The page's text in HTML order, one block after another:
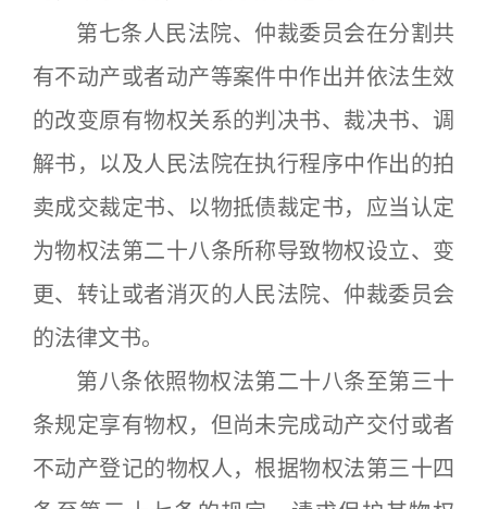
第七条人民法院、仲裁委员会在分割共
有不动产或者动产等案件中作出并依法生效
的改变原有物权关系的判决书、裁决书、调
解书，以及人民法院在执行程序中作出的拍
卖成交裁定书、以物抵债裁定书，应当认定
为物权法第二十八条所称导致物权设立、变
更、转让或者消灭的人民法院、仲裁委员会
的法律文书。
第八条依照物权法第二十八条至第三十
条规定享有物权，但尚未完成动产交付或者
不动产登记的物权人，根据物权法第三十四